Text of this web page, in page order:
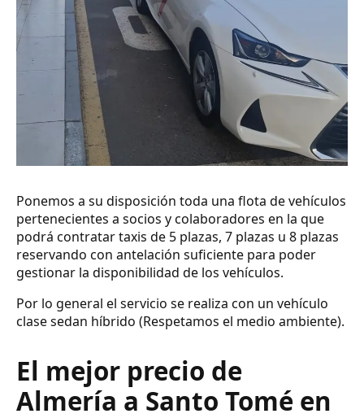
Ponemos a su disposición toda una flota de vehículos
pertenecientes a socios y colaboradores en la que
podrá contratar taxis de 5 plazas, 7 plazas u 8 plazas
reservando con antelación suficiente para poder
gestionar la disponibilidad de los vehículos.
Por lo general el servicio se realiza con un vehículo
clase sedan híbrido (Respetamos el medio ambiente).
El mejor precio de
Almería a Santo Tomé en